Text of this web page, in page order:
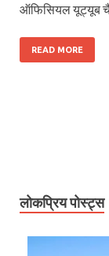
ऑफिसियल यूट्यूब
READ MORE
लोकप्रिय पोस्ट्स